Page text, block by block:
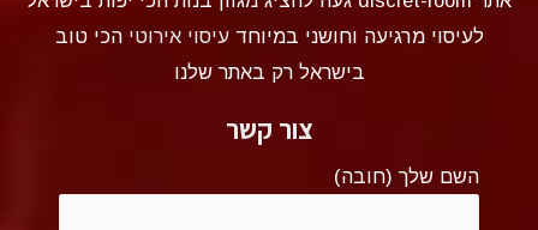
לעיסוי מרגיעה וחושני במיוחדעיסוי אירוטי הכי טוב
בישראל רק באתר שלנו
צור קשר
השם שלך (חובה)